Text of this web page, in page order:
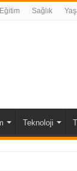
Eğitim Sağlık
Teknoloji
Anlaştı